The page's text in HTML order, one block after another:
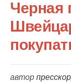
Черная
автор